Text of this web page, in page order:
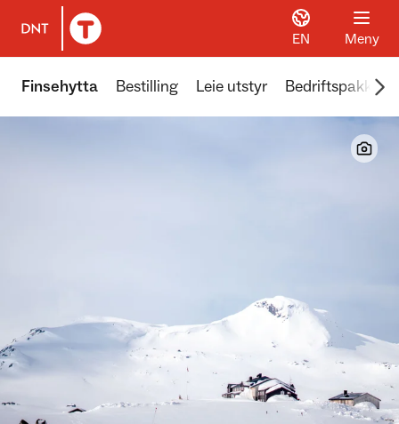
Til DNT.no forside
EN Meny
Finsehytta Bestilling Leie utstyr Bedriftspakker